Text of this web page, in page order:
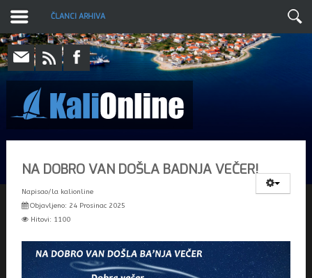
ČLANCI ARHIVA
NA DOBRO VAN DOŠLA BADNJA VEČER!
Napisao/la kalionline
Objavljeno: 24 Prosinac 2025
Hitovi: 1100